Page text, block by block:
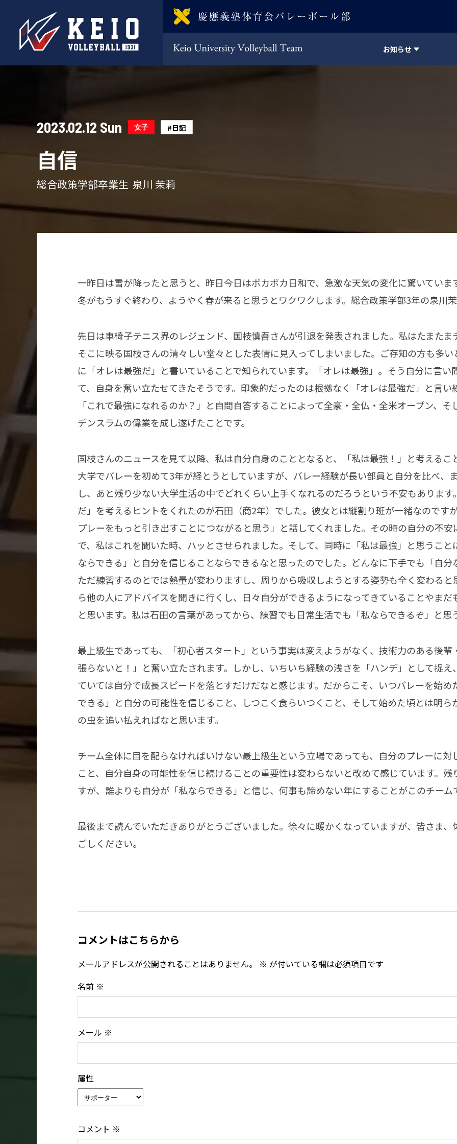
Keio University Volleyball Teamお知らせ
2023.02.12 Sun 女子 #日記
自信
総合政策学部卒業生 泉川 茉莉
一昨日は雪が降ったと思うと、昨日今日はポカポカ日和で、急激な天気の変化に驚いてい
冬がもうすぐ終わり、ようやく春が来ると思うとワクワクします。総合政策学部3年の泉川
先日は車椅子テニス界のレジェンド、国枝慎吾さんが引退を発表されました。私はたまた
そこに映る国枝さんの清々しい堂々とした表情に見入ってしまいました。ご存知の方も多
に「オレは最強だ」と書いていることで知られています。「オレは最強」。そう自分に言
て、自身を奮い立たせてきたそうです。印象的だったのは根拠なく「オレは最強だ」と言
「これで最強になれるのか？」と自問自答することによって全豪・全仏・全米オープン、
デンスラムの偉業を成し遂げたことです。
国枝さんのニュースを見て以降、私は自分自身のこととなると、「私は最強！」と考える
大学でバレーを初めて3年が経とうとしていますが、バレー経験が長い部員と自分を比べ、
し、あと残り少ない大学生活の中でどれくらい上手くなれるのだろうという不安もありま
だ」を考えるヒントをくれたのが石田（商2年）でした。彼女とは縦割り班が一緒なのです
プレーをもっと引き出すことにつながると思う」と話してくれました。その時の自分の不
で、私はこれを聞いた時、ハッとさせられました。そして、同時に「私は最強」と思うこ
ならできる」と自分を信じることならできるなと思ったのでした。どんなに下手でも「自
ただ練習するのとでは熱量が変わりますし、周りから吸収しようとする姿勢も全く変わる
ら他の人にアドバイスを聞きに行くし、日々自分ができるようになってきていることやま
と思います。私は石田の言葉があってから、練習でも日常生活でも「私ならできるぞ」と
最上級生であっても、「初心者スタート」という事実は変えようがなく、技術力のある後
張らないと！」と奮い立たされます。しかし、いちいち経験の浅さを「ハンデ」として捉
ていては自分で成長スピードを落とすだけだなと感じます。だからこそ、いつバレーを始
できる」と自分の可能性を信じること、しつこく食らいつくこと、そして始めた頃とは明
の虫を追い払えればなと思います。
チーム全体に目を配らなければいけない最上級生という立場であっても、自分のプレーに
こと、自分自身の可能性を信じ続けることの重要性は変わらないと改めて感じています。
すが、誰よりも自分が「私ならできる」と信じ、何事も諦めない年にすることがこのチー
最後まで読んでいただきありがとうございました。徐々に暖かくなっていますが、皆さま
ごしください。
コメントはこちらから
メールアドレスが公開されることはありません。 ※ が付いている欄は必須項目です
名前 ※
メール ※
属性
コメント ※